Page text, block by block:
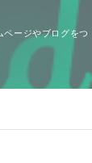
ージやブログをつ